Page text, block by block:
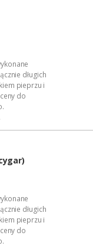
długich
pieprzu i
do
długich
pieprzu i
do